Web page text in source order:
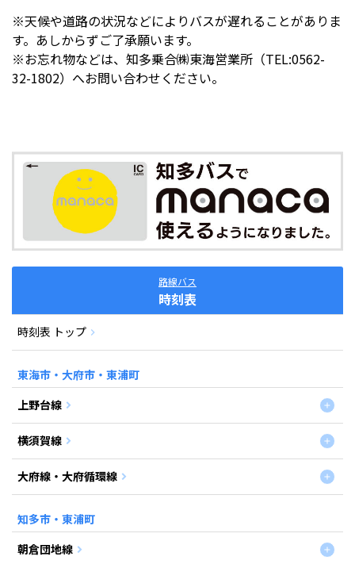
※天候や道路の状況などによりバスが遅れることがありま
す。あしからずご了承願います。
※お忘れ物などは、知多乗合㈱東海営業所（TEL:0562-
32-1802）へお問い合わせください。
路線バス
時刻表
時刻表 トップ
東海市・大府市・東浦町
上野台線
横須賀線
大府線・大府循環線
知多市・東浦町
朝倉団地線